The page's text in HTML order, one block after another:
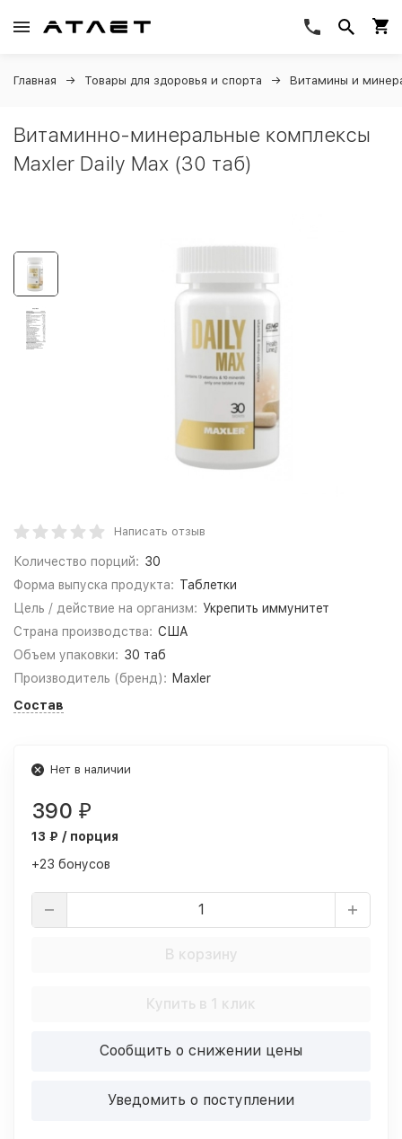
Главная Товары для здоровья и спорта Витамины и
Витаминно-минеральные комплексы
Maxler Daily Max (30 таб)
Написать отзыв
Количество порций: 30
Форма выпуска продукта: Таблетки
Цель / действие на организм: Укрепить иммунитет
Страна производства: США
Объем упаковки: 30 таб
Производитель (бренд): Maxler
Состав
Нет в наличии
390 ₽
13 ₽ / порция
+23 бонусов
В корзину
Купить в 1 клик
Сообщить о снижении цены
Уведомить о поступлении